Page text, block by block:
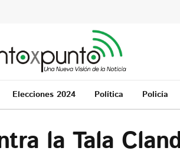
Elecciones 2024 Política Policía
la Tala